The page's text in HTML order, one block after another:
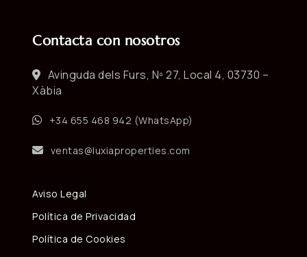
Contacta con nosotros
Avinguda dels Furs, Nº 27, Local 4, 03730 –
Xàbia
+34 655 468 942 (WhatsApp)
ventas@luxiaproperties.com
Aviso Legal
Política de Privacidad
Política de Cookies